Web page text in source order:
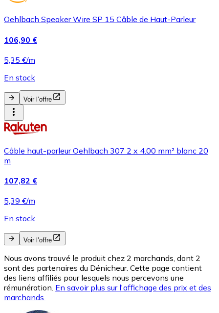
Oehlbach Speaker Wire SP 15 Câble de Haut-Parleur
106,90 €
5,35 €/m
En stock
Voir l’offre
Câble haut-parleur Oehlbach 307 2 x 4.00 mm² blanc 20
m
107,82 €
5,39 €/m
En stock
Voir l’offre
Nous avons trouvé le produit chez 2 marchands, dont 2
sont des partenaires du Dénicheur. Cette page contient
des liens affiliés pour lesquels nous percevons une
rémunération. En savoir plus sur l'affichage des prix et des
marchands.